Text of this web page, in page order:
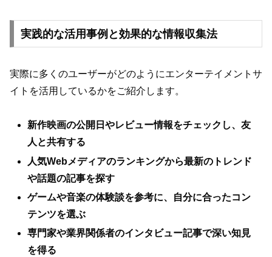
実践的な活用事例と効果的な情報収集法
実際に多くのユーザーがどのようにエンターテイメントサ
イトを活用しているかをご紹介します。
新作映画の公開日やレビュー情報をチェックし、友
人と共有する
人気Webメディアのランキングから最新のトレンド
や話題の記事を探す
ゲームや音楽の体験談を参考に、自分に合ったコン
テンツを選ぶ
専門家や業界関係者のインタビュー記事で深い知見
を得る